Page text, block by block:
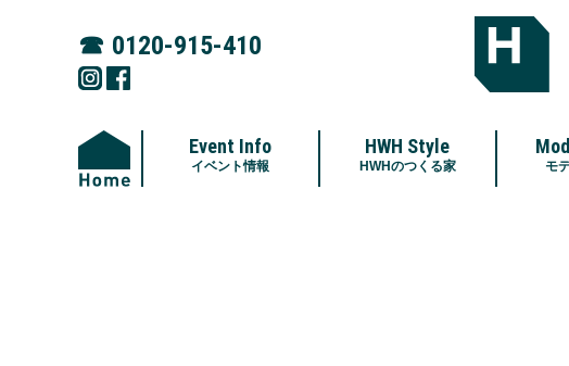
☎︎ 0120-915-410
Event Info
イベント情報
HWH Style
HWHのつくる家 モ